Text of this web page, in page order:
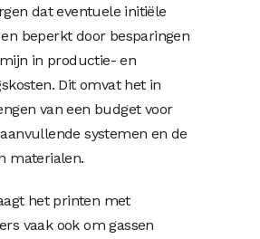
dat eventuele initiële
beperkt door besparingen
in productie- en
Dit omvat het in
van een budget voor
systemen en de
materialen.
het printen met
vaak ook om gassen